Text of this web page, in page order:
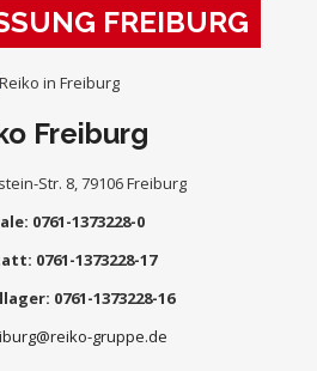
FREIBURG
Freiburg
Str. 8, 79106 Freiburg
0761-1373228-0
0761-1373228-17
0761-1373228-16
gruppe.de